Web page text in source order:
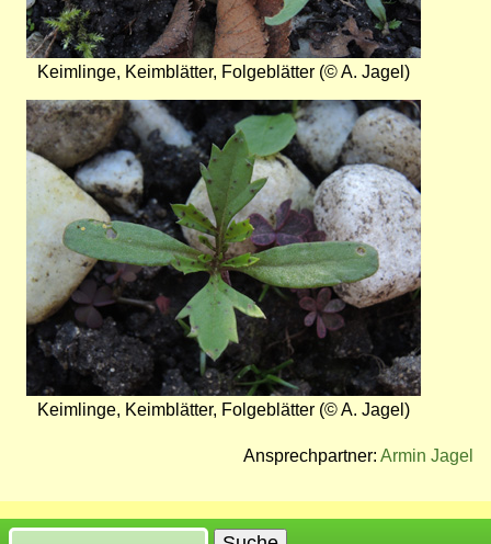
Keimlinge, Keimblätter, Folgeblätter (© A. Jagel)
Bild
Keimlinge, Keimblätter, Folgeblätter (© A. Jagel)
Ansprechpartner: Armin Jagel
Suche